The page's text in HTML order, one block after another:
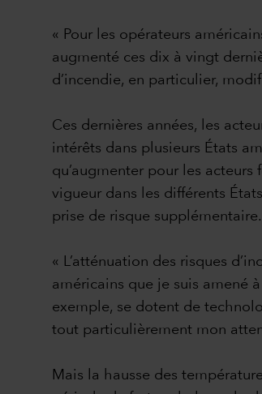
« Pour les opérateurs
augmenté ces dix à vingt
d’incendie, en particulier,
Ces dernières années, les
intérêts dans plusieurs États
qu’augmenter pour les
vigueur dans les différents
prise de risque
« L’atténuation des risques
américains que je suis amené
exemple, se dotent de
tout particulièrement mon
Mais la hausse des